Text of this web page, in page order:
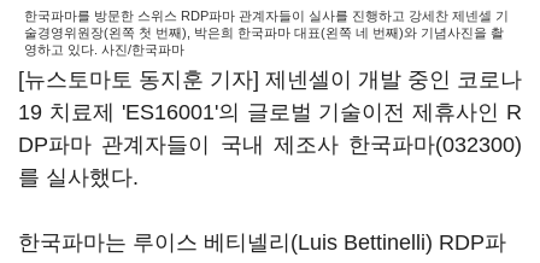
한국파마를 방문한 스위스 RDP파마 관계자들이 실사를 진행하고 강세찬 제넨셀 기
술경영위원장(왼쪽 첫 번째), 박은희 한국파마 대표(왼쪽 네 번째)와 기념사진을 촬
영하고 있다. 사진/한국파마
[뉴스토마토 동지훈 기자] 제넨셀이 개발 중인 코로나
19 치료제 'ES16001'의 글로벌 기술이전 제휴사인 R
DP파마 관계자들이 국내 제조사 한국파마(032300)
를 실사했다.
한국파마는 루이스 베티넬리(Luis Bettinelli) RDP파